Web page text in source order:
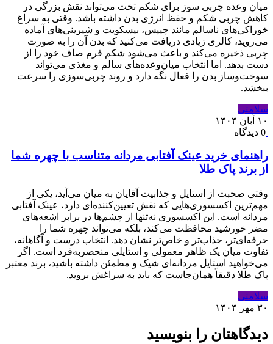
میان ‌وعده چربی ‌سوز برای شکم تخت می‌تواند نقش بزرگی در
کاهش چربی شکم و حفظ انرژی بدن داشته باشد. وقتی به سراغ
خوراکی‌های ناسالم مانند چیپس، بیسکویت و شیرینی‌های آماده
می‌روید، کالری زیادی دریافت می‌کنید که بدن آن را به صورت
چربی ذخیره می‌کند و باعث می‌شود شکم فرم صاف خود را از
دست بدهد. اما انتخاب میان‌وعده‌های سالم و مغذی می‌تواند
سوخت‌وساز بدن را فعال نگه دارد و روند چربی‌سوزی را سرعت
ببخشد.
سلامتی
۱۰ آبان ۱۴۰۴
0 دیدگاه
راهنمای خرید عینک آفتابی مردانه متناسب با چهره شما
از برند پاک طلا
وقتی صحبت از استایل و جذابیت آقایان به میان می‌آید، یکی از
مهم‌ترین اکسسوری‌هایی که نقش تعیین‌کننده‌ای دارد، عینک آفتابی
مردانه است. این اکسسوری نه‌تنها از چشم‌ها در برابر اشعه‌های
مضر خورشید محافظت می‌کند، بلکه می‌تواند چهره شما را
حرفه‌ای‌تر، جذاب‌تر و خاص‌تر نشان دهد. انتخاب درست و آگاهانه،
تفاوت میان یک ظاهر معمولی و استایلی منحصربه‌فرد است. اگر
می‌خواهید استایل مردانه‌ای شیک و مطمئن داشته باشید، برند معتبر
پاک طلا دقیقاً همان‌جاست که باید به سراغش بروید.
سلامتی
۳۰ مهر ۱۴۰۴
دیدگاهتان را بنویسید